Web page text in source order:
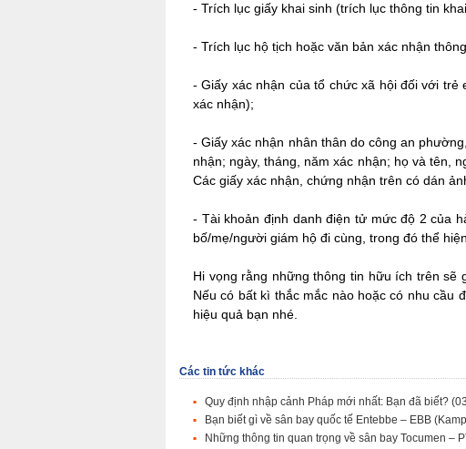
- Trích lục giấy khai sinh (trích lục thông tin
- Trích lục hộ tịch hoặc văn bản xác nhận
- Giấy xác nhận của tổ chức xã hội đối với
xác nhận);
- Giấy xác nhận nhân thân do công an
nhận; ngày, tháng, năm xác nhận; họ và tên,
Các giấy xác nhận, chứng nhận trên có dán
- Tài khoản định danh điện tử mức độ 2 của
bố/mẹ/người giám hộ đi cùng, trong đó thể
Hi vọng rằng những thông tin hữu ích trên sẽ
Nếu có bất kì thắc mắc nào hoặc có nhu cầu
hiệu quả bạn nhé.
Các tin tức khác
Quy định nhập cảnh Pháp mới nhất: Bạn đã biết?
Bạn biết gì về sân bay quốc tế Entebbe – EBB
Những thông tin quan trọng về sân bay Tocumen –